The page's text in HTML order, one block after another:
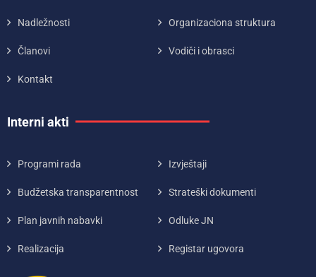
Nadležnosti Organizaciona struktura
Članovi Vodiči i obrasci
Kontakt
Interni akti
Programi rada Izvještaji
Budžetska transparentnost Strateški dokumenti
Plan javnih nabavki Odluke JN
Realizacija Registar ugovora